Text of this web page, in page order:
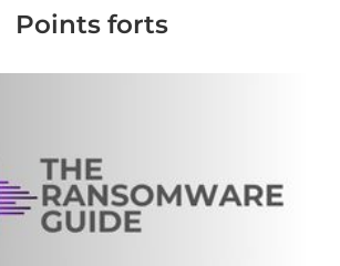
Points forts